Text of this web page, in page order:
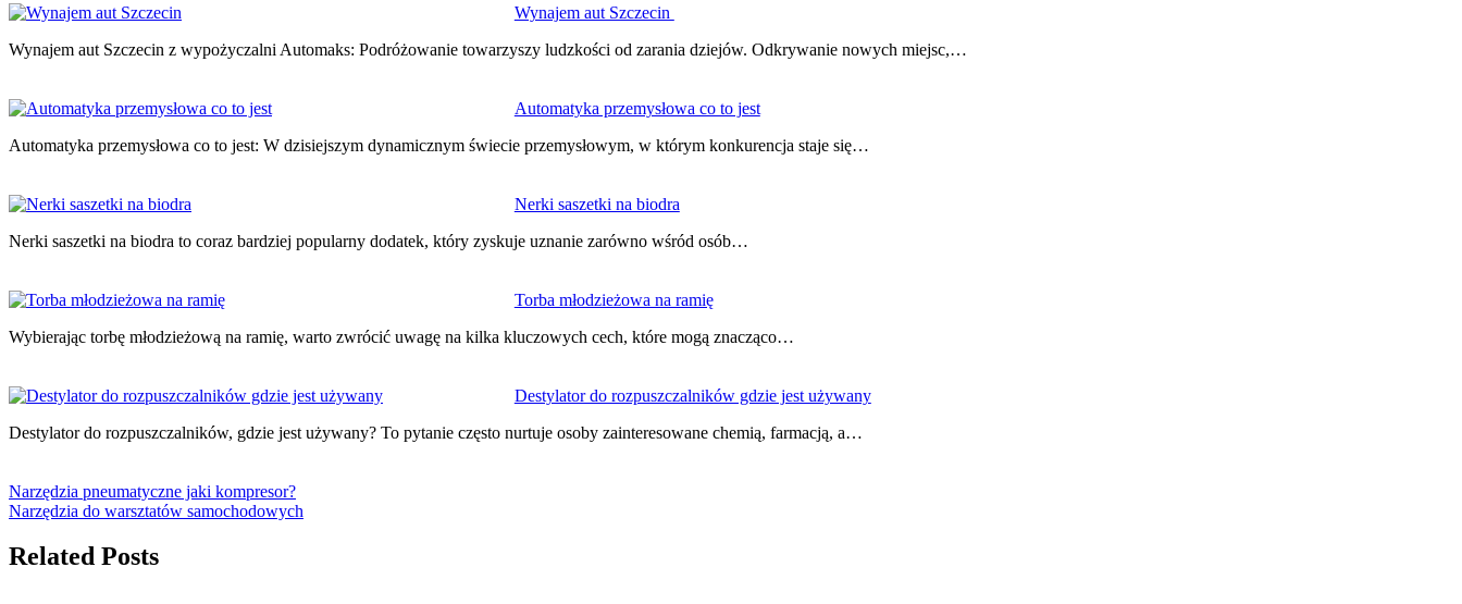
Wynajem aut Szczecin
Wynajem aut Szczecin z wypożyczalni Automaks: Podróżowanie towarzyszy ludzkości od zarania dziejów. Odkrywanie nowych miejsc,…
Automatyka przemysłowa co to jest
Automatyka przemysłowa co to jest: W dzisiejszym dynamicznym świecie przemysłowym, w którym konkurencja staje się…
Nerki saszetki na biodra
Nerki saszetki na biodra to coraz bardziej popularny dodatek, który zyskuje uznanie zarówno wśród osób…
Torba młodzieżowa na ramię
Wybierając torbę młodzieżową na ramię, warto zwrócić uwagę na kilka kluczowych cech, które mogą znacząco…
Destylator do rozpuszczalników gdzie jest używany
Destylator do rozpuszczalników, gdzie jest używany? To pytanie często nurtuje osoby zainteresowane chemią, farmacją, a…
Nawigacja
wpisu
Narzędzia pneumatyczne jaki kompresor?
Narzędzia do warsztatów samochodowych
Related Posts